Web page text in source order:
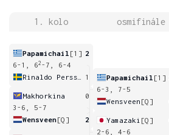
1. kolo osmifinále
Papamichail [1] 2
6-1, 62 -7, 6-4
1
Makhorkina
0
3-6, 5-7
Wensveen[Q] 2
Papamichail [1]
6-3, 7-5
Wensveen [Q]
Yamazaki [Q]
2-6, 4-6